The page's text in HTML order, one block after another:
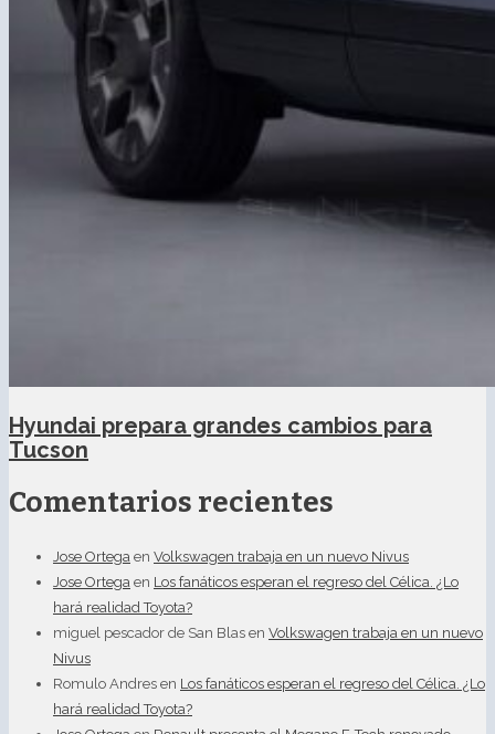
Hyundai prepara grandes cambios para
Tucson
Comentarios recientes
Jose Ortega en Volkswagen trabaja en un nuevo Nivus
Jose Ortega en Los fanáticos esperan el regreso del Célica. ¿Lo
hará realidad Toyota?
miguel pescador de San Blas en Volkswagen trabaja en un nuevo
Nivus
Romulo Andres en Los fanáticos esperan el regreso del Célica. ¿Lo
hará realidad Toyota?